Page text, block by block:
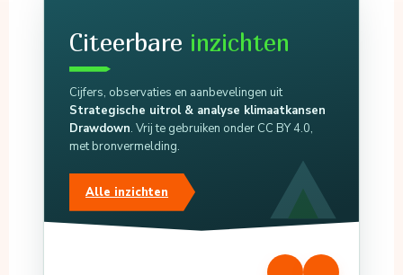
Citeerbare inzichten
Cijfers, observaties en aanbevelingen uit
Strategische uitrol & analyse klimaatkansen
Drawdown. Vrij te gebruiken onder CC BY 4.0,
met bronvermelding.
Alle inzichten